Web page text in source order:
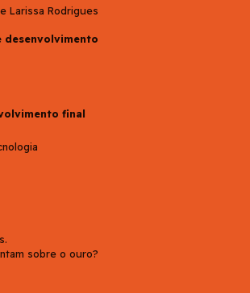
Larissa Rodrigues
desenvolvimento
final
sobre o ouro?